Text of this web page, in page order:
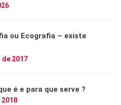
ou Ecografia – existe
2017
– O que é e para que serve ?